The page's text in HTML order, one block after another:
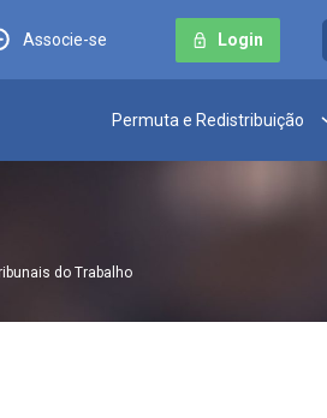
Associe-se Login
Permuta e Redistribuição
do Trabalho